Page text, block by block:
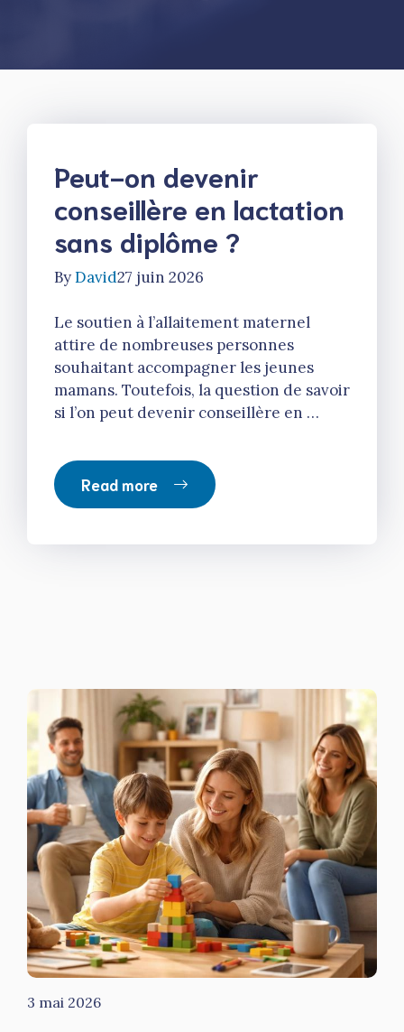
Peut-on devenir
conseillère en lactation
sans diplôme ?
ByDavid27 juin 2026
Le soutien à l’allaitement maternel
attire de nombreuses personnes
souhaitant accompagner les jeunes
mamans. Toutefois, la question de savoir
si l’on peut devenir conseillère en …
Read more
3 mai 2026